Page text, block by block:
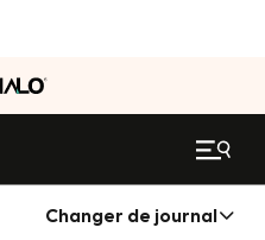
Changer de journal